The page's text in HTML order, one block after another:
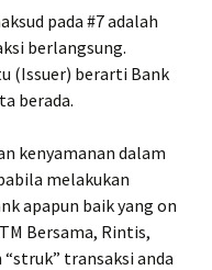
pada #7 adalah
berlangsung.
(Issuer) berarti Bank
berada.
kenyamanan dalam
melakukan
apapun baik yang on
Bersama, Rintis,
transaksi anda